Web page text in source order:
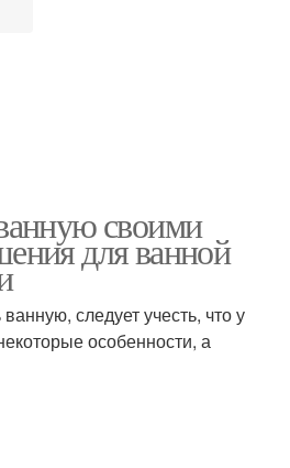
своими
для ванной
следует учесть, что у
особенности, а